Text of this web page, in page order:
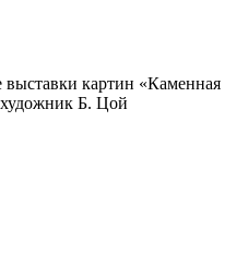
картин «Каменная
Б. Цой